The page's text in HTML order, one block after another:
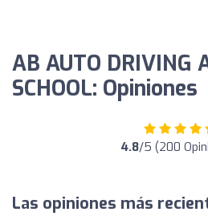
AB AUTO DRIVING
SCHOOL: Opiniones
4.8/5 (200
Las opiniones más